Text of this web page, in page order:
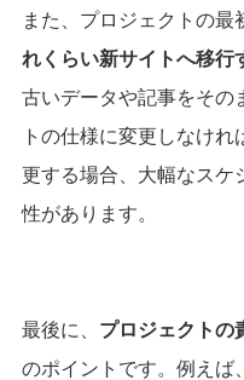
また、プロジェクトの最
れくらい新サイトへ移行
古いデータや記事をその
トの仕様に変更しなけれ
更する場合、大幅なスケ
性があります。
最後に、 プロジェクトの
のポイントです。 例えば